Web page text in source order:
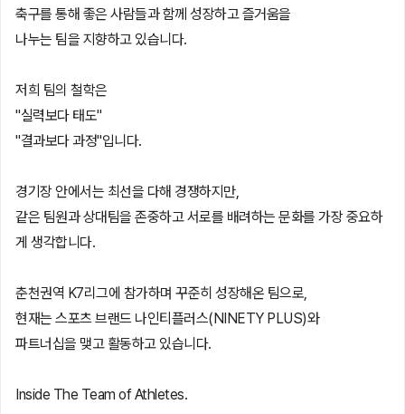
축구를 통해 좋은 사람들과 함께 성장하고 즐거움을
나누는 팀을 지향하고 있습니다.
저희 팀의 철학은
"실력보다 태도"
"결과보다 과정"입니다.
경기장 안에서는 최선을 다해 경쟁하지만,
같은 팀원과 상대팀을 존중하고 서로를 배려하는 문화를 가장 중요하
게 생각합니다.
춘천권역 K7리그에 참가하며 꾸준히 성장해온 팀으로,
현재는 스포츠 브랜드 나인티플러스(NINETY PLUS)와
파트너십을 맺고 활동하고 있습니다.
Inside The Team of Athletes.